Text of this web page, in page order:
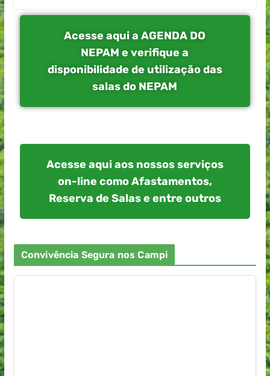
Acesse aqui a AGENDA DO
NEPAM e verifique a
disponibilidade de utilização das
salas do NEPAM
Acesse aqui aos nossos serviços
on-line como Afastamentos,
Reserva de Salas e entre outros
Convivência Segura nos Campi